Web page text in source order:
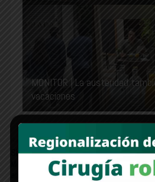
MONITOR | La austeridad
vacaciones
Newer Post
Sheinbaum apuesta por el “Plan
México” para blindar la economía
ante el nuevo proteccionismo de